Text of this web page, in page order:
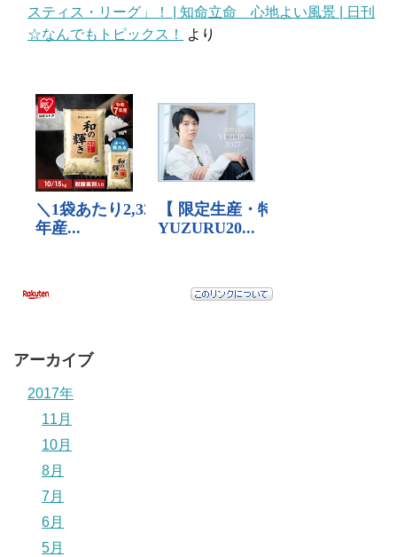
スティス・リーグ」！ | 知命立命 心地よい風景 | 日刊
☆なんでもトピックス！
より
アーカイブ
2017年
11月
10月
8月
7月
6月
5月